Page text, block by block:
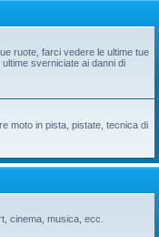
ruote, farci vedere le ultime tue
sverniciate ai danni di
moto in pista, pistate, tecnica di
cinema, musica, ecc.